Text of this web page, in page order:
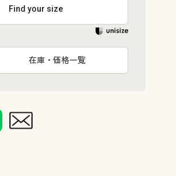
Find your size
在庫・価格一覧